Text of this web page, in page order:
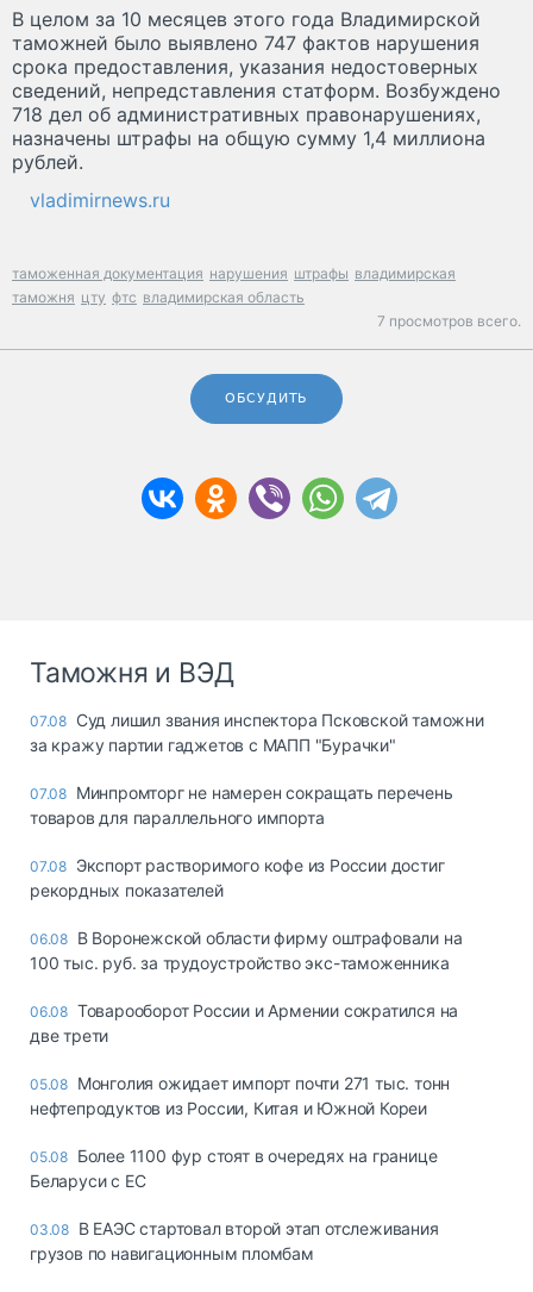
В целом за 10 месяцев этого года Владимирской
таможней было выявлено 747 фактов нарушения
срока предоставления, указания недостоверных
сведений, непредставления статформ. Возбуждено
718 дел об административных правонарушениях,
назначены штрафы на общую сумму 1,4 миллиона
рублей.
vladimirnews.ru
таможенная документация нарушения штрафы владимирская
таможня цту фтс владимирская область
7 просмотров всего.
ОБСУДИТЬ
Таможня и ВЭД
07.08 Суд лишил звания инспектора Псковской таможни
за кражу партии гаджетов с МАПП "Бурачки"
07.08 Минпромторг не намерен сокращать перечень
товаров для параллельного импорта
07.08 Экспорт растворимого кофе из России достиг
рекордных показателей
06.08 В Воронежской области фирму оштрафовали на
100 тыс. руб. за трудоустройство экс-таможенника
06.08 Товарооборот России и Армении сократился на
две трети
05.08 Монголия ожидает импорт почти 271 тыс. тонн
нефтепродуктов из России, Китая и Южной Кореи
05.08 Более 1100 фур стоят в очередях на границе
Беларуси с ЕС
03.08 В ЕАЭС стартовал второй этап отслеживания
грузов по навигационным пломбам